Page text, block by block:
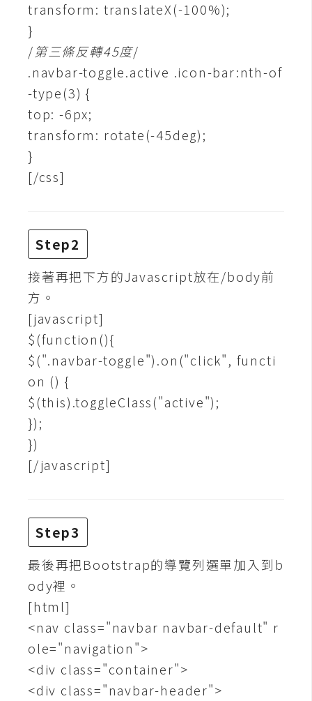
圖
費
字
型
網
架
設
W
o
r
d
P
r
e
s
s
安
裝
與
設
定
外
掛
實
作
電
商
W
o
o
transform: translateX(-100%);
}
/第三條反轉45度/
.navbar-toggle.active .icon-bar:nth-of
-type(3) {
top: -6px;
transform: rotate(-45deg);
}
[/css]
Step2
接著再把下方的Javascript放在/body前
方。
[javascript]
$(function(){
$(".navbar-toggle").on("click", functi
on () {
$(this).toggleClass("active");
});
})
[/javascript]
Step3
最後再把Bootstrap的導覽列選單加入到b
ody裡。
[html]
<nav class="navbar navbar-default" r
ole="navigation">
<div class="container">
<div class="navbar-header">